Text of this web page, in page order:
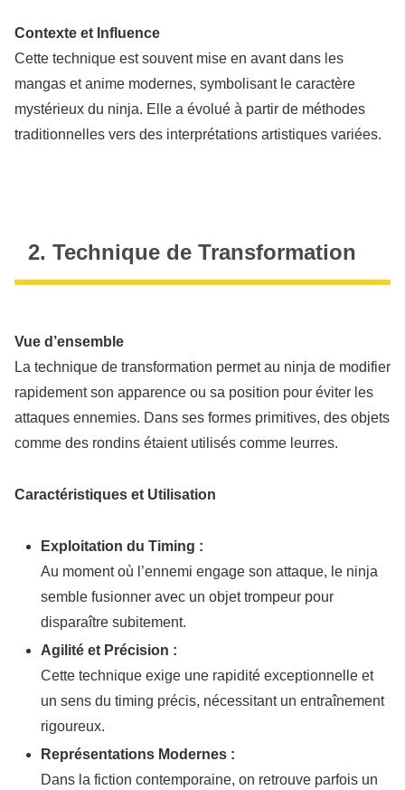
Contexte et Influence
Cette technique est souvent mise en avant dans les
mangas et anime modernes, symbolisant le caractère
mystérieux du ninja. Elle a évolué à partir de méthodes
traditionnelles vers des interprétations artistiques variées.
2. Technique de Transformation
Vue d’ensemble
La technique de transformation permet au ninja de modifier
rapidement son apparence ou sa position pour éviter les
attaques ennemies. Dans ses formes primitives, des objets
comme des rondins étaient utilisés comme leurres.
Caractéristiques et Utilisation
Exploitation du Timing :
Au moment où l’ennemi engage son attaque, le ninja
semble fusionner avec un objet trompeur pour
disparaître subitement.
Agilité et Précision :
Cette technique exige une rapidité exceptionnelle et
un sens du timing précis, nécessitant un entraînement
rigoureux.
Représentations Modernes :
Dans la fiction contemporaine, on retrouve parfois un